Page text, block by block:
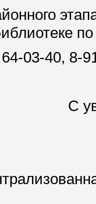
03-40, 8-
С